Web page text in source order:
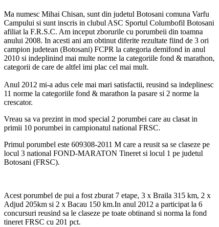
Ma numesc Mihai Chisan, sunt din judetul Botosani comuna Varfu
Campului si sunt inscris in clubul ASC Sportul Columbofil Botosani
afiliat la F.R.S.C. Am inceput zborurile cu porumbeii din toamna
anului 2008. In acesti ani am obtinut diferite rezultate fiind de 3 ori
campion judetean (Botosani) FCPR la categoria demifond in anul
2010 si indeplinind mai multe norme la categoriile fond & marathon,
categorii de care de altfel imi plac cel mai mult.
Anul 2012 mi-a adus cele mai mari satisfactii, reusind sa indeplinesc
11 norme la categoriile fond & marathon la pasare si 2 norme la
crescator.
Vreau sa va prezint in mod special 2 porumbei care au clasat in
primii 10 porumbei in campionatul national FRSC.
Primul porumbel este 609308-2011 M care a reusit sa se claseze pe
locul 3 national FOND-MARATON Tineret si locul 1 pe judetul
Botosani (FRSC).
Acest porumbel de pui a fost zburat 7 etape, 3 x Braila 315 km, 2 x
Adjud 205km si 2 x Bacau 150 km.In anul 2012 a participat la 6
concursuri reusind sa le claseze pe toate obtinand si norma la fond
tineret FRSC cu 201 pct.